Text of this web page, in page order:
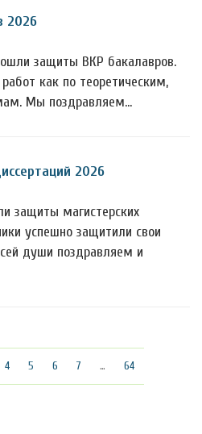
2026
защиты ВКР бакалавров.
как по теоретическим,
Мы поздравляем…
2026
защиты магистерских
успешно защитили свои
души поздравляем и
4 5 6 7 … 64